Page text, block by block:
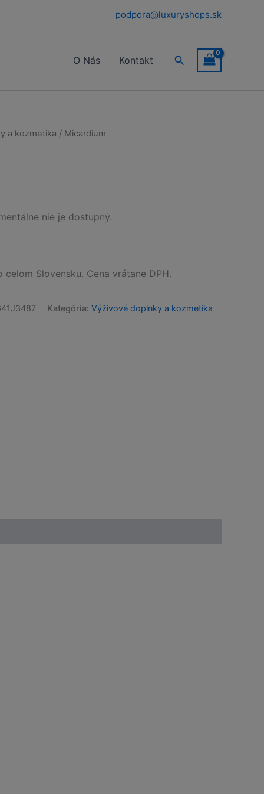
podpora@luxuryshops.sk
O Nás Kontakt Hľadať
a kozmetika / Micardium
nie je dostupný.
Slovensku. Cena vrátane DPH.
Kategória: Výživové doplnky a kozmetika